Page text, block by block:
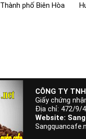
Thành phố Biên Hòa
CÔNG TY
Giấy chứng
Địa chỉ: 472/9/4
Website: